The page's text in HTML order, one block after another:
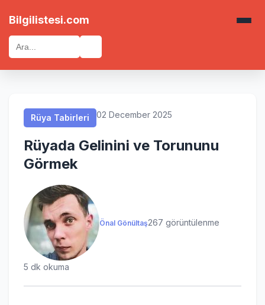
Bilgilistesi.com
Rüya Tabirleri 02 December 2025
Rüyada Gelinini ve Torununu
Görmek
Önal Gönültaş267 görüntülenme
5 dk okuma
Rüya Tabirleri
Rüya Tabirleri
Rüya Tabirleri
Rüya Tabirleri